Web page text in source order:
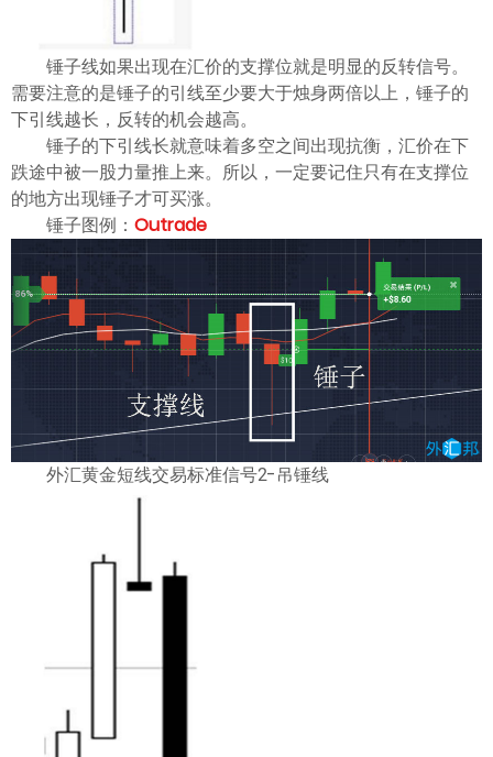
锤子线如果出现在汇价的支撑位就是明显的反转信号。
需要注意的是锤子的引线至少要大于烛身两倍以上，锤子的
下引线越长，反转的机会越高。
锤子的下引线长就意味着多空之间出现抗衡，汇价在下
跌途中被一股力量推上来。所以，一定要记住只有在支撑位
的地方出现锤子才可买涨。
锤子图例： Outrade
外汇黄金短线交易标准信号2-吊锤线